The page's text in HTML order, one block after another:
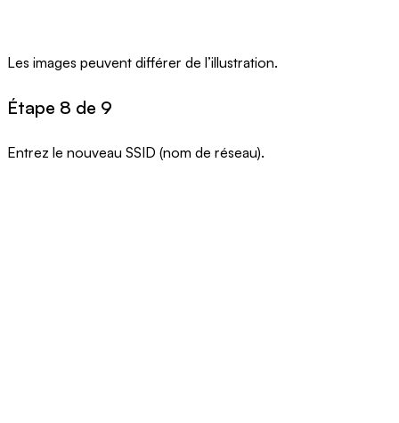
Les images peuvent différer de l’illustration.
Étape 8 de 9
Entrez le nouveau SSID (nom de réseau).